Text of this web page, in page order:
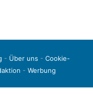
- Über uns - Cookie-
- Werbung